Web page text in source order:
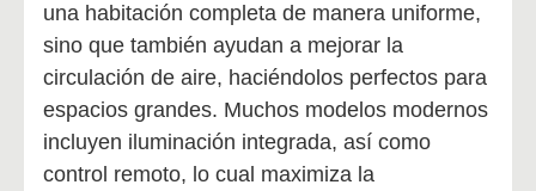
una habitación completa de manera uniforme,
sino que también ayudan a mejorar la
circulación de aire, haciéndolos perfectos para
espacios grandes. Muchos modelos modernos
incluyen iluminación integrada, así como
control remoto, lo cual maximiza la